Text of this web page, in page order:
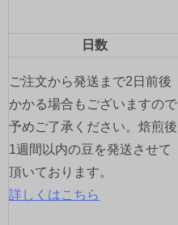
日数
ご注文から発送まで2日前後
かかる場合もございますので
予めご了承ください。焙煎後
1週間以内の豆を発送させて
頂いております。
詳しくはこちら